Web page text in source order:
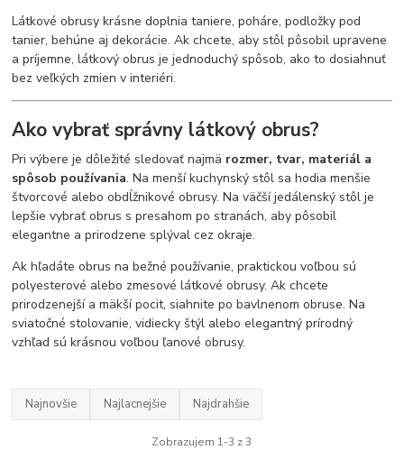
Látkové obrusy krásne doplnia taniere, poháre, podložky pod
tanier, behúne aj dekorácie. Ak chcete, aby stôl pôsobil upravene
a príjemne, látkový obrus je jednoduchý spôsob, ako to dosiahnuť
bez veľkých zmien v interiéri.
Ako vybrať správny látkový obrus?
Pri výbere je dôležité sledovať najmä rozmer, tvar, materiál a
spôsob používania. Na menší kuchynský stôl sa hodia menšie
štvorcové alebo obdĺžnikové obrusy. Na väčší jedálenský stôl je
lepšie vybrať obrus s presahom po stranách, aby pôsobil
elegantne a prirodzene splýval cez okraje.
Ak hľadáte obrus na bežné používanie, praktickou voľbou sú
polyesterové alebo zmesové látkové obrusy. Ak chcete
prirodzenejší a mäkší pocit, siahnite po bavlnenom obruse. Na
sviatočné stolovanie, vidiecky štýl alebo elegantný prírodný
vzhľad sú krásnou voľbou ľanové obrusy.
Najnovšie Najlacnejšie Najdrahšie
Zobrazujem 1-3 z 3